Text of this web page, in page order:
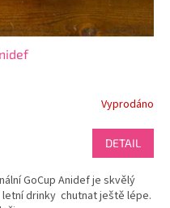
Vyprodáno
DETAIL
GoCup Anidef je skvělý
drinky chutnat ještě lépe.